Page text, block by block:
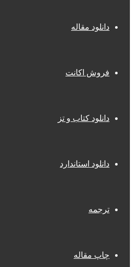
دانلود مقاله
فروش اکانت
دانلود کتاب و تز
دانلود استاندارد
ترجمه
چاپ مقاله